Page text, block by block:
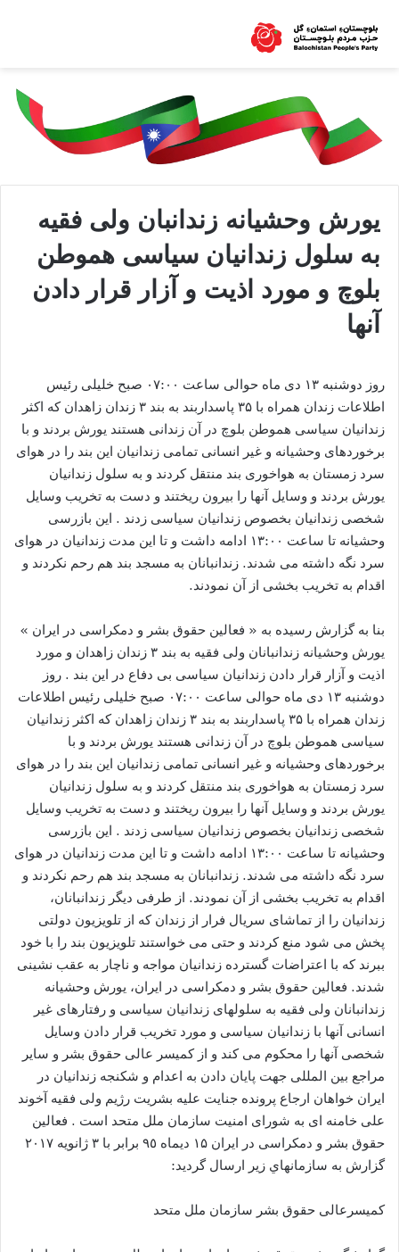
یورش وحشیانه زندانبان ولی فقیه
به سلول زندانیان سیاسی هموطن
بلوچ و مورد اذیت و آزار قرار دادن
آنها
روز دوشنبه ۱۳ دی ماه حوالی ساعت ۰۷:۰۰ صبح خلیلی رئیس
اطلاعات زندان همراه با ۳۵ پاسداربند به بند ۳ زندان زاهدان که اکثر
زندانیان سیاسی هموطن بلوچ در آن زندانی هستند یورش بردند و با
برخوردهای وحشیانه و غیر انسانی تمامی زندانیان این بند را در هوای
سرد زمستان به هواخوری بند منتقل کردند و به سلول زندانیان
یورش بردند و وسایل آنها را بیرون ریختند و دست به تخریب وسایل
شخصی زندانیان بخصوص زندانیان سیاسی زدند . این بازرسی
وحشیانه تا ساعت ۱۳:۰۰ ادامه داشت و تا این مدت زندانیان در هوای
سرد نگه داشته می شدند. زندانبانان به مسجد بند هم رحم نکردند و
اقدام به تخریب بخشی از آن نمودند.
بنا به گزارش رسیده به « فعالین حقوق بشر و دمکراسی در ایران »
یورش وحشیانه زندانبانان ولی فقیه به بند ۳ زندان زاهدان و مورد
اذیت و آزار قرار دادن زندانیان سیاسی بی دفاع در این بند . روز
دوشنبه ۱۳ دی ماه حوالی ساعت ۰۷:۰۰ صبح خلیلی رئیس اطلاعات
زندان همراه با ۳۵ پاسداربند به بند ۳ زندان زاهدان که اکثر زندانیان
سیاسی هموطن بلوچ در آن زندانی هستند یورش بردند و با
برخوردهای وحشیانه و غیر انسانی تمامی زندانیان این بند را در هوای
سرد زمستان به هواخوری بند منتقل کردند و به سلول زندانیان
یورش بردند و وسایل آنها را بیرون ریختند و دست به تخریب وسایل
شخصی زندانیان بخصوص زندانیان سیاسی زدند . این بازرسی
وحشیانه تا ساعت ۱۳:۰۰ ادامه داشت و تا این مدت زندانیان در هوای
سرد نگه داشته می شدند. زندانبانان به مسجد بند هم رحم نکردند و
اقدام به تخریب بخشی از آن نمودند. از طرفی دیگر زندانبانان،
زندانیان را از تماشای سریال فرار از زندان که از تلویزیون دولتی
پخش می شود منع کردند و حتی می خواستند تلویزیون بند را با خود
ببرند که با اعتراضات گسترده زندانیان مواجه و ناچار به عقب نشینی
شدند. فعالین حقوق بشر و دمکراسی در ایران، یورش وحشیانه
زندانبانان ولی فقیه به سلولهای زندانیان سیاسی و رفتارهای غیر
انسانی آنها با زندانیان سیاسی و مورد تخریب قرار دادن وسایل
شخصی آنها را محکوم می کند و از کمیسر عالی حقوق بشر و سایر
مراجع بین المللی جهت پایان دادن به اعدام و شکنجه زندانیان در
ایران خواهان ارجاع پرونده جنایت علیه بشریت رژیم ولی فقیه آخوند
علی خامنه ای به شورای امنیت سازمان ملل متحد است . فعالين
حقوق بشر و دمكراسى در ايران ۱۵ دیماه ٩٥ برابر با ۳ ژانویه ٢٠١۷
گزارش به سازمانهاي زير ارسال گرديد:
كميسرعالى حقوق بشر سازمان ملل متحد